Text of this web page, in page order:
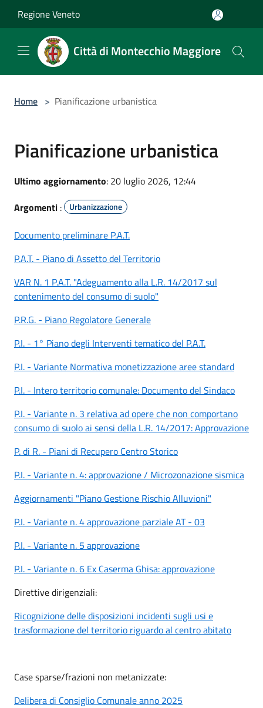
Regione Veneto
Città di Montecchio Maggiore
Home > Pianificazione urbanistica
Pianificazione urbanistica
Ultimo aggiornamento: 20 luglio 2026, 12:44
Argomenti : Urbanizzazione
Documento preliminare P.A.T.
P.A.T. - Piano di Assetto del Territorio
VAR N. 1 P.A.T. "Adeguamento alla L.R. 14/2017 sul
contenimento del consumo di suolo"
P.R.G. - Piano Regolatore Generale
P.I. - 1° Piano degli Interventi tematico del P.A.T.
P.I. - Variante Normativa monetizzazione aree standard
P.I. - Intero territorio comunale: Documento del Sindaco
P.I. - Variante n. 3 relativa ad opere che non comportano
consumo di suolo ai sensi della L.R. 14/2017: Approvazione
P. di R. - Piani di Recupero Centro Storico
P.I. - Variante n. 4: approvazione / Microzonazione sismica
Aggiornamenti "Piano Gestione Rischio Alluvioni"
P.I. - Variante n. 4 approvazione parziale AT - 03
P.I. - Variante n. 5 approvazione
P.I. - Variante n. 6 Ex Caserma Ghisa: approvazione
Direttive dirigenziali:
Ricognizione delle disposizioni incidenti sugli usi e
trasformazione del territorio riguardo al centro abitato
Case sparse/frazioni non metanizzate:
Delibera di Consiglio Comunale anno 2025